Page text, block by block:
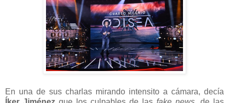
En una de sus charlas mirando intensito a cámara, decía